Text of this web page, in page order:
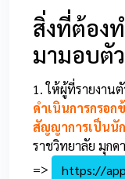
สิ่งที่ต้อง
มามอบตั
1. ให้ผู้ที่รายงาน
ดำเนินการกรอ
สัญญาการเป็นนั
ราชวิทยาลัย มุกด
=>
https://